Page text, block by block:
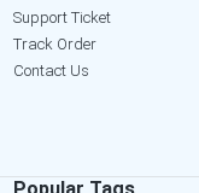
Support Ticket
Track Order
Contact Us